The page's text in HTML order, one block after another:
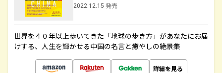
2022.12.15 発売
世界を４０年以上歩いてきた「地球の歩き方」があなたにお届
けする、人生を輝かせる中国の名言と癒やしの絶景集
詳細を見る